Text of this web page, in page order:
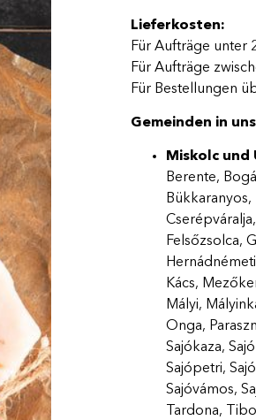
Lieferkosten:
Für Aufträge unter
Für Aufträge
Für Bestellungen
Gemeinden in
Miskolc
Berente,
Felsőzsolca,
Kács,
Mályi,
Onga,
Sajókaza,
Sajópetri,
Sajóvámos,
Tardona,